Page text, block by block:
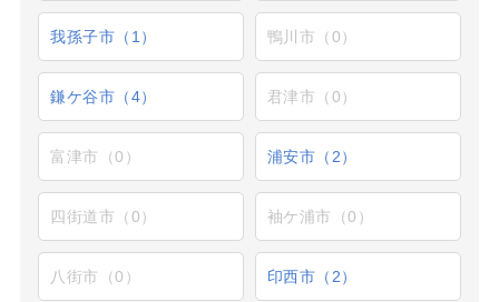
我孫子市（1） 鴨川市（0）
鎌ケ谷市（4） 君津市（0）
富津市（0） 浦安市（2）
四街道市（0） 袖ケ浦市（0）
八街市（0） 印西市（2）